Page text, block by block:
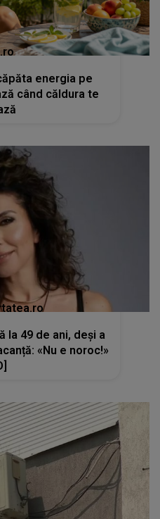
energia pe
când căldura te
la 49 de ani, deși a
«Nu e noroc!»